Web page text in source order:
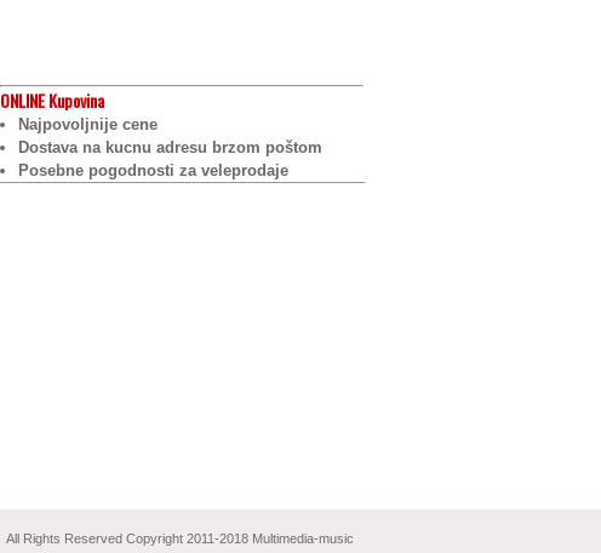
ONLINEKupovina
Najpovoljnije cene
Dostava na kucnu adresu brzom poštom
Posebne pogodnosti za veleprodaje
All Rights Reserved Copyright 2011-2018 Multimedia-music